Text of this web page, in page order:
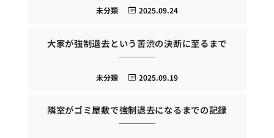
2025.09.24
未分類
大家が強制退去という苦渋の決断に至るまで
2025.09.19
未分類
隣室がゴミ屋敷で強制退去になるまでの記録